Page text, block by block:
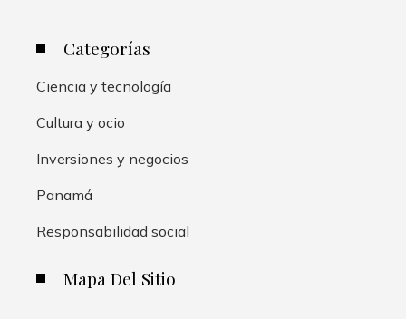
Categorías
Ciencia y tecnología
Cultura y ocio
Inversiones y negocios
Panamá
Responsabilidad social
Mapa Del Sitio